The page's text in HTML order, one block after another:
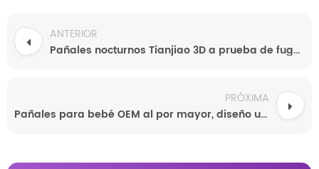
ANTERIOR
Pañales nocturnos Tianjiao 3D a prueba de fugas, ultra absorbentes, suaves y respetuosos con la piel.
PRÓXIMA
Pañales para bebé OEM al por mayor, diseño ultrafino a prueba de fugas con alta absorción, SAP importado